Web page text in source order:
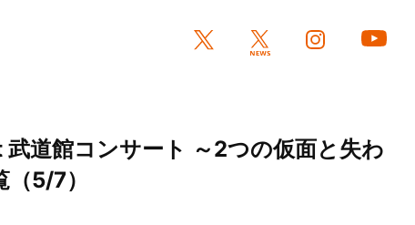
道館コンサート ～2つの仮面と失わ
5/7）